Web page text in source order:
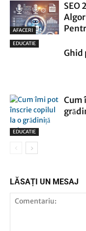
AFACERI
SEO
EDUCATIE
Ghid
EDUCATIE
Cum
LĂSAȚI UN MESAJ